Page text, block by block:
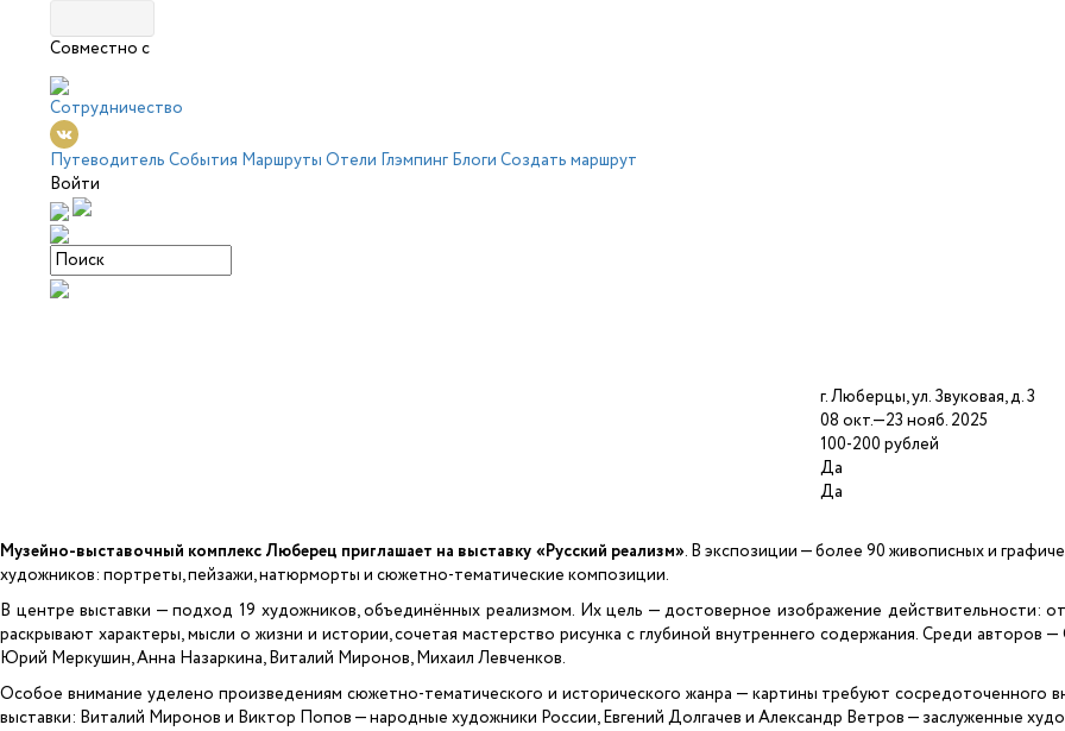
Совместно с
Сотрудничество
Путеводитель События Маршруты Отели Глэмпинг Блоги Создать маршрут
Войти
г. Люберцы, ул. Звуковая, д. 3
08 окт.—23 нояб. 2025
100-200 рублей
Да
Да
Музейно-выставочный комплекс Люберец приглашает на выставку «Русский реализм». В экспозиции — более 90 живописных и
художников: портреты, пейзажи, натюрморты и сюжетно-тематические композиции.
В центре выставки — подход 19 художников, объединённых реализмом. Их цель — достоверное изображение
раскрывают характеры, мысли о жизни и истории, сочетая мастерство рисунка с глубиной внутреннего содержания. Среди авторов
Юрий Меркушин, Анна Назаркина, Виталий Миронов, Михаил Левченков.
Особое внимание уделено произведениям сюжетно-тематического и исторического жанра — картины требуют сосредоточенного
выставки: Виталий Миронов и Виктор Попов — народные художники России, Евгений Долгачев и Александр Ветров — заслуженные